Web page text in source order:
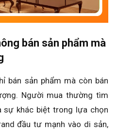
bán sản phẩm mà
bán sản phẩm mà còn bán
Người mua thường tìm
sự khác biệt trong lựa chọn
đầu tư mạnh vào di sản,